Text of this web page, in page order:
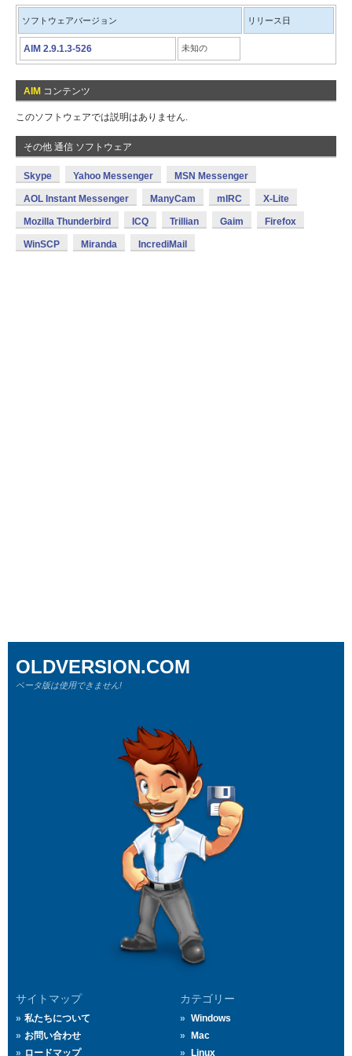
ソフトウェアバージョン リリース日
AIM 2.9.1.3-526 未知の
AIM コンテンツ
このソフトウェアでは説明はありません.
その他 通信 ソフトウェア
Skype Yahoo Messenger MSN Messenger
AOL Instant Messenger ManyCam mIRC X-Lite
Mozilla Thunderbird ICQ Trillian Gaim Firefox
WinSCP Miranda IncrediMail
サイトマップ
私たちについて
お問い合わせ
ロードマップ
カテゴリー
Windows
Mac
Linux
OLDVERSION.COM
ベータ版は使用できません!